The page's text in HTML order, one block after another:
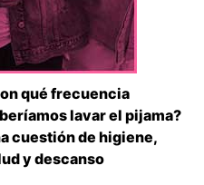
qué frecuencia
lavar el pijama?
cuestión de higiene,
y descanso